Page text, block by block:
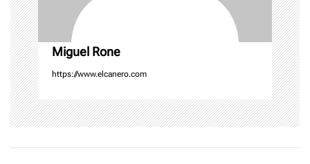
o
n
Miguel Rone
https://www.elcanero.com